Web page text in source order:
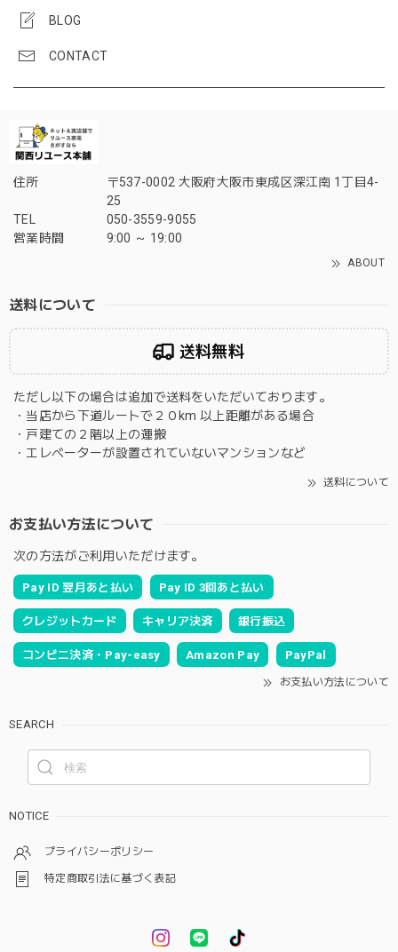
BLOG
CONTACT
住所
〒537-0002 大阪府大阪市東成区深江南 1丁目4-
25
TEL
050-3559-9055
営業時間
9:00 ～ 19:00
ABOUT
送料について
送料無料
ただし以下の場合は追加で送料をいただいております。
・当店から下道ルートで２０km 以上距離がある場合
・戸建ての２階以上の運搬
・エレベーターが設置されていないマンションなど
送料について
お支払い方法について
次の方法がご利用いただけます。
Pay ID 翌月あと払い Pay ID 3回あと払い
クレジットカード キャリア決済 銀行振込
コンビニ決済・Pay-easy Amazon Pay PayPal
お支払い方法について
SEARCH
NOTICE
プライバシーポリシー
特定商取引法に基づく表記